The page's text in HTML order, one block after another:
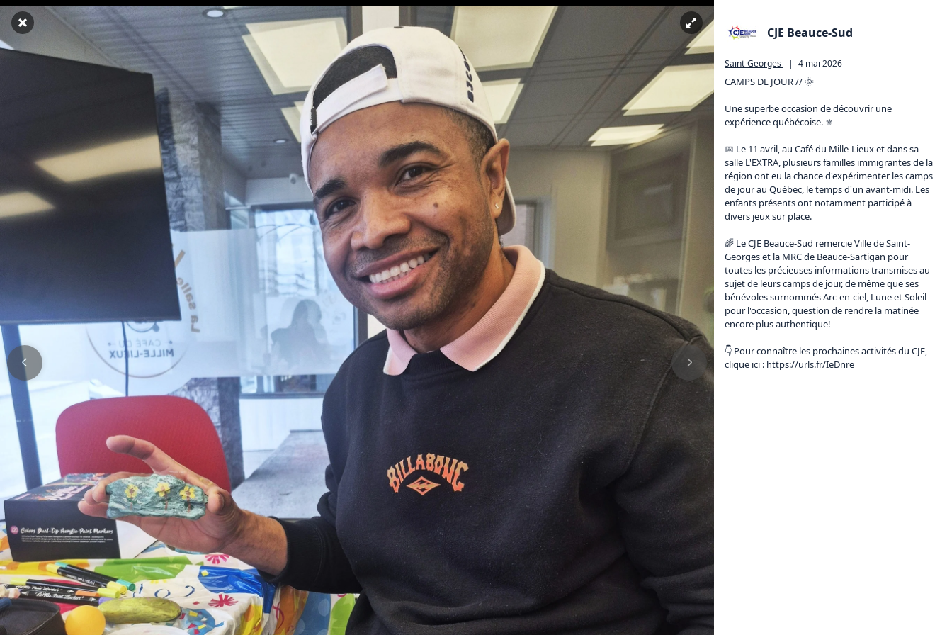
CJE Beauce-Sud
Saint-Georges | 4 mai 2026
CAMPS DE JOUR // 🌞
Une superbe occasion de découvrir une
expérience québécoise. ⚜
📅 Le 11 avril, au Café du Mille-Lieux et dans sa
salle L'EXTRA, plusieurs familles immigrantes de la
région ont eu la chance d'expérimenter les camps
de jour au Québec, le temps d'un avant-midi. Les
enfants présents ont notamment participé à
divers jeux sur place.
🌈 Le CJE Beauce-Sud remercie Ville de Saint-
Georges et la MRC de Beauce-Sartigan pour
toutes les précieuses informations transmises au
sujet de leurs camps de jour, de même que ses
bénévoles surnommés Arc-en-ciel, Lune et Soleil
pour l'occasion, question de rendre la matinée
encore plus authentique!
👇 Pour connaître les prochaines activités du CJE,
clique ici : https://urls.fr/IeDnre